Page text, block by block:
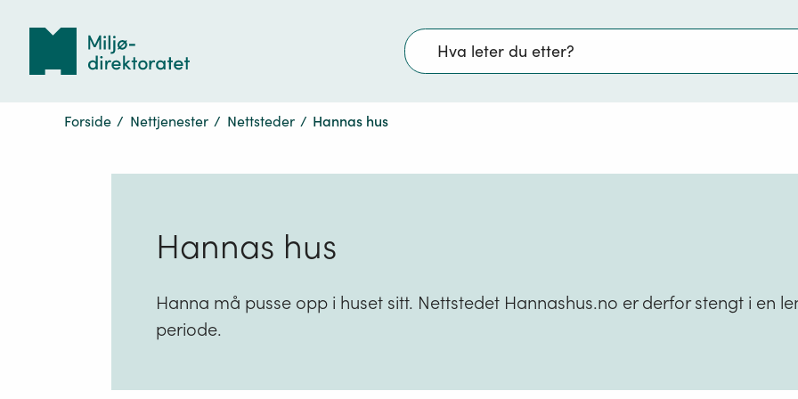
Søk
Forside / Nettjenester / Nettsteder / Hannas hus
Hannas hus
Hanna må pusse opp i huset sitt. Nettstedet Hannashus.no er derfor stengt i en
periode.